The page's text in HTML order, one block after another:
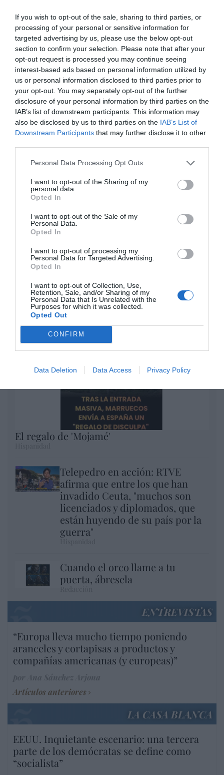
If you wish to opt-out of the sale, sharing to third parties, or
processing of your personal or sensitive information for
targeted advertising by us, please use the below opt-out
section to confirm your selection. Please note that after your
opt-out request is processed you may continue seeing
interest-based ads based on personal information utilized by
us or personal information disclosed to third parties prior to
your opt-out. You may separately opt-out of the further
disclosure of your personal information by third parties on the
IAB’s list of downstream participants. This information may
also be disclosed by us to third parties on the IAB’s List of
Downstream Participants that may further disclose it to other
Personal Data Processing Opt Outs
I want to opt-out of the Sharing of my
personal data.
Opted In
I want to opt-out of the Sale of my
Personal Data.
Opted In
I want to opt-out of processing my
Personal Data for Targeted Advertising.
Opted In
I want to opt-out of Collection, Use,
Retention, Sale, and/or Sharing of my
Personal Data that Is Unrelated with the
Purposes for which it was collected.
Opted Out
CONFIRM
Data Deletion Data Access Privacy Policy
Enormes minucias
por Eulogio López
El IBEX 35 cerró la sesión del miércoles en
Eulogio López
convertir al musulmán
Eulogio López
No perdamos el norte: la
emigración es mala
Argumentos
El regalo de 'Mojamé'
Telepedro en acción: RTVE
afirma que entre los que han
invadido Ceuta, "muchos son
licenciados y diplomados, que
están huyendo de su país por la
guerra"
Cuando el orco llame a tu
puerta, ábresela
ENTREVISTAS
“Europa lleva mucho tiempo poniendo
aranceles y cortapisas a productos y
compañías americanas (y europeas)”
Artículos anteriores
LA CASA BLANCA
EEUU. Inquietante escenario: una tercera
parte de los demócratas se define como
“socialista”